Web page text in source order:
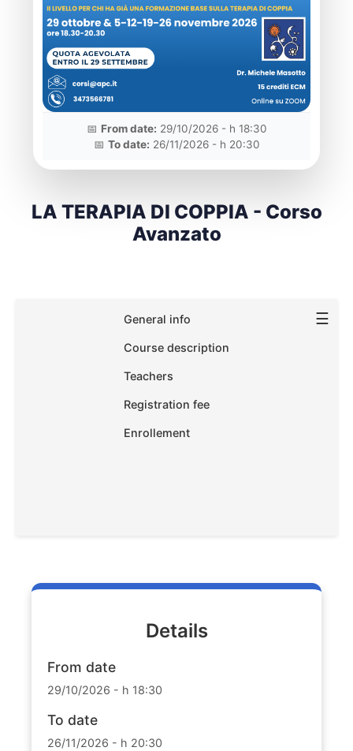
📅 From date: 29/10/2026 - h 18:30
📅 To date: 26/11/2026 - h 20:30
LA TERAPIA DI COPPIA - Corso
Avanzato
☰
General info
Course description
Teachers
Registration fee
Enrollement
Details
From date
29/10/2026 - h 18:30
To date
26/11/2026 - h 20:30